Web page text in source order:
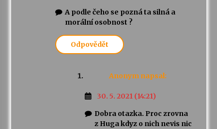
A podle čeho se pozná ta silná a
morální osobnost ?
Odpovědět
Anonym napsal:
30. 5. 2021 (14:21)
Dobra otazka. Proc zrovna
z Huga kdyz o nich nevis nic